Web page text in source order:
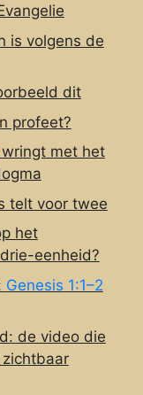
is volgens de
dit
profeet?
met het
telt voor twee
het
eenheid?
Genesis 1:1–2
de video die